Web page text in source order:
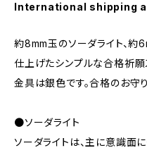
International shipping
約8mm玉のソーダライト、約
仕上げたシンプルな合格祈願
金具は銀色です。合格のお守り
●ソーダライト
ソーダライトは、主に意識面